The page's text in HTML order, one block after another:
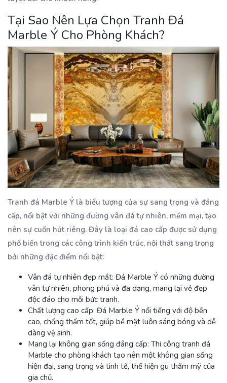
Tại Sao Nên Lựa Chọn Tranh Đá
Marble Ý Cho Phòng Khách?
Tranh đá Marble Ý là biểu tượng của sự sang trọng và đẳng
cấp, nổi bật với những đường vân đá tự nhiên, mềm mại, tạo
nên sự cuốn hút riêng. Đây là loại đá cao cấp được sử dụng
phổ biến trong các công trình kiến trúc, nội thất sang trọng
bởi những đặc điểm nổi bật:
Vân đá tự nhiên đẹp mắt: Đá Marble Ý có những đường
vân tự nhiên, phong phú và đa dạng, mang lại vẻ đẹp
độc đáo cho mỗi bức tranh.
Chất lượng cao cấp: Đá Marble Ý nổi tiếng với độ bền
cao, chống thấm tốt, giúp bề mặt luôn sáng bóng và dễ
dàng vệ sinh.
Mang lại không gian sống đẳng cấp: Thi công tranh đá
Marble cho phòng khách tạo nên một không gian sống
hiện đại, sang trọng và tinh tế, thể hiện gu thẩm mỹ của
gia chủ.